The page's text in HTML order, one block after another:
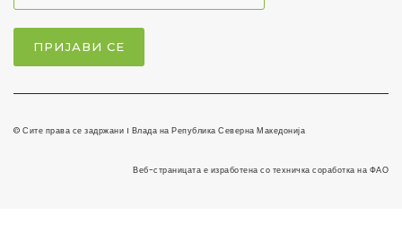
© Сите права се задржани I Влада на Република Северна Македонија
Веб-страницата е изработена со техничка соработка на ФАО